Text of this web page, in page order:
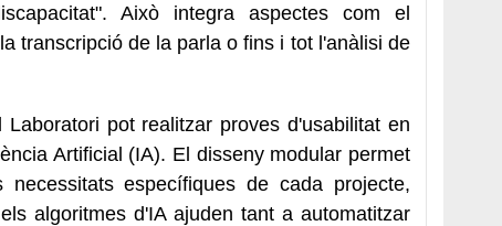
Això integra aspectes com el
transcripció de la parla o fins i tot l'anàlisi de
Laboratori pot realitzar proves d'usabilitat en
Artificial (IA). El disseny modular permet
específiques de cada projecte,
algoritmes d'IA ajuden tant a automatitzar